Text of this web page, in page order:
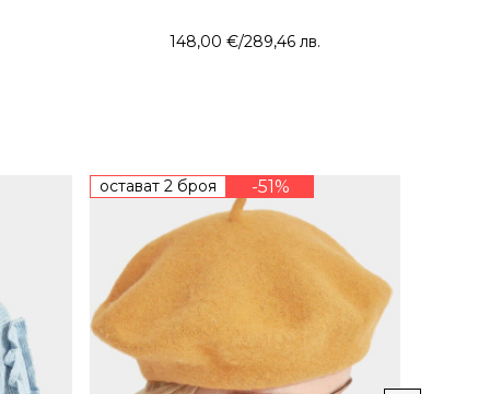
148,00 €/289,46 лв.
остават 2 броя -51%